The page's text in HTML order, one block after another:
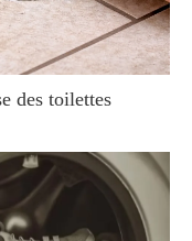
des toilettes